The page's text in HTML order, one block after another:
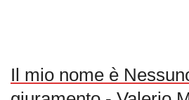
Il mio nome è